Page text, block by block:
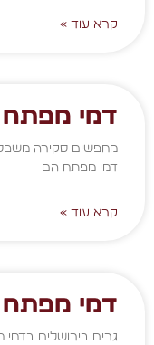
קרא עוד »
דמי מפתח
מחפשים סקירה
דמי מפתח הם
קרא עוד »
דמי מפתח
גרים בירושלים